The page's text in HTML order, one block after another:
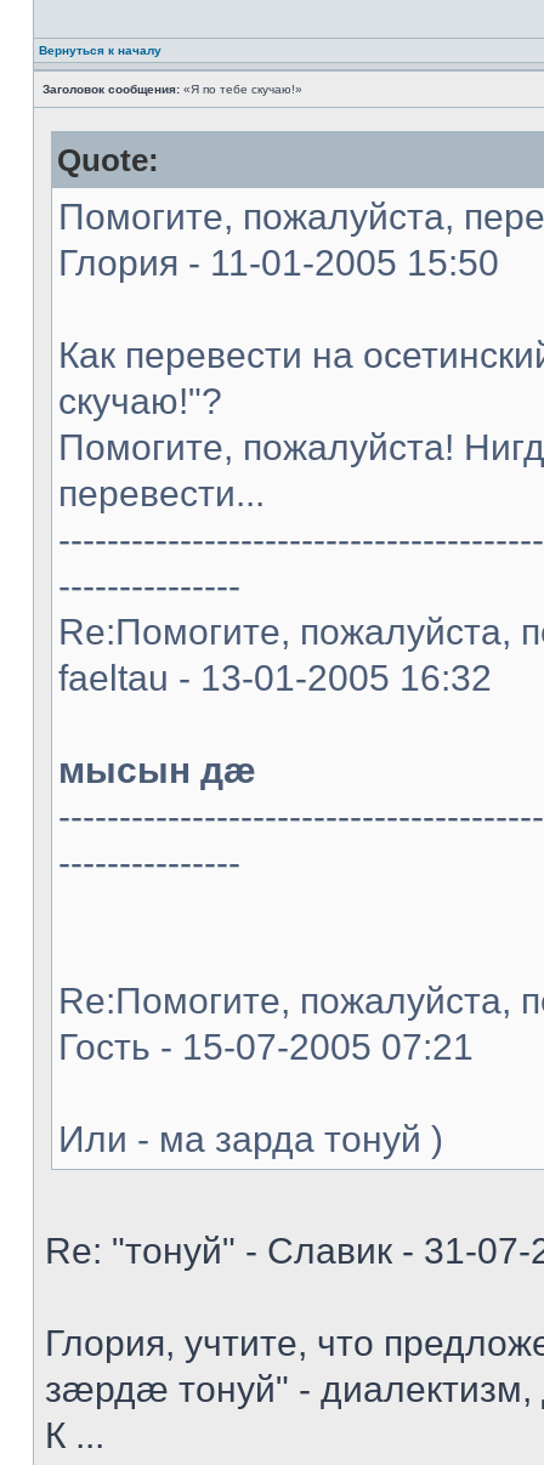
Вернуться к началу
Заголовок сообщения: «Я по тебе скучаю!»
Quote:
Помогите, пожалуйста,
Глория - 11-01-2005 15:50
Как перевести на
скучаю!"?
Помогите, пожалуйста!
перевести...
---------------
Re:Помогите, пожалуйста,
faeltau - 13-01-2005 16:32
мысын дæ
---------------
Re:Помогите, пожалуйста,
Гость - 15-07-2005 07:21
Или - ма зарда тонуй )
Re: "тонуй" - Славик - 31-07-
Глория, учтите, что
зæрдæ тонуй" - диалектизм,
К ...